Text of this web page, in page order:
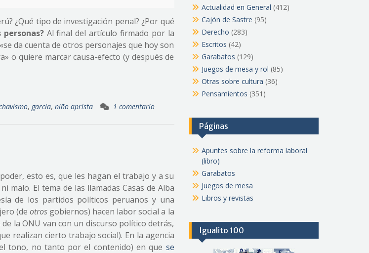
¿Qué tipo de investigación penal? ¿Por qué
Al final del artículo firmado por la
da cuenta de otros personajes que hoy son
o quiere marcar causa-efecto (y después de
, garcía, niño aprista 1 comentario
esto es, que les hagan el trabajo y a su
malo. El tema de las llamadas Casas de Alba
de los partidos políticos peruanos y una
(de otrosgobiernos) hacen labor social a la
la ONU van con un discurso político detrás,
realizan cierto trabajo social). En la agencia
tono, no tanto por el contenido) en que se
Actualidad en General (412)
Cajón de Sastre (95)
Derecho (283)
Escritos (42)
Garabatos (129)
Juegos de mesa y rol (85)
Otras sobre cultura (36)
Pensamientos (351)
Páginas
Apuntes sobre la reforma laboral
(libro)
Garabatos
Juegos de mesa
Libros y revistas
Igualito 100